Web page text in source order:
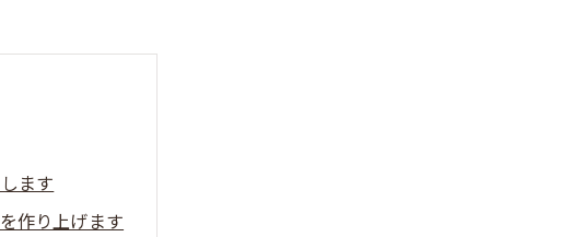
ます
作り上げます